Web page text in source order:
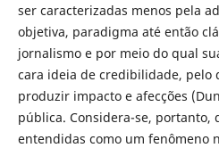
ser caracterizadas menos pela
objetiva, paradigma até então
jornalismo e por meio do qual
cara ideia de credibilidade, pelo
produzir impacto e afecções
pública. Considera-se, portanto,
entendidas como um fenômeno